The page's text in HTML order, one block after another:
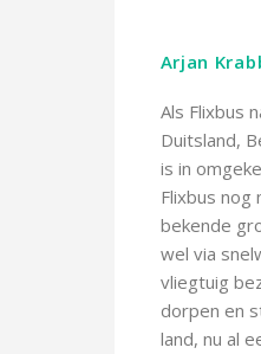
Arjan
Als Flixbus
Duitsland,
is in
Flixbus nog
bekende
wel via
vliegtuig
dorpen en
land, nu al